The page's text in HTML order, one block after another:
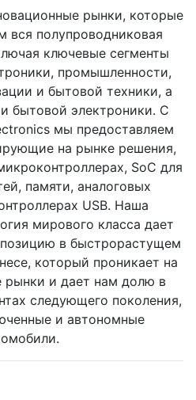
рынки, которые
вся полупроводниковая
ключевые сегменты
промышленности,
и бытовой техники, а
бытовой электроники. С
мы предоставляем
на рынке решения,
SoC для
памяти, аналоговых
USB. Наша
мирового класса дает
в быстрорастущем
который проникает на
рынки и дает нам долю в
следующего поколения,
и автономные